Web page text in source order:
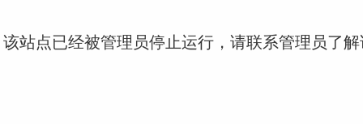
站点已经被管理员停止运行，请联系管理员了